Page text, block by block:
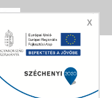
 
(36
X